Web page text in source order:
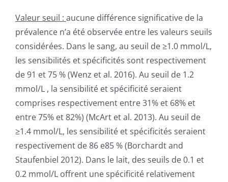
Valeur seuil : aucune différence significative de la
prévalence n’a été observée entre les valeurs seuils
considérées. Dans le sang, au seuil de ≥1.0 mmol/L,
les sensibilités et spécificités sont respectivement
de 91 et 75 % (Wenz et al. 2016). Au seuil de 1.2
mmol/L , la sensibilité et spécificité seraient
comprises respectivement entre 31% et 68% et
entre 75% et 82%) (McArt et al. 2013). Au seuil de
≥1.4 mmol/L, les sensibilité et spécificités seraient
respectivement de 86 e85 % (Borchardt and
Staufenbiel 2012). Dans le lait, des seuils de 0.1 et
0.2 mmol/L offrent une spécificité relativement